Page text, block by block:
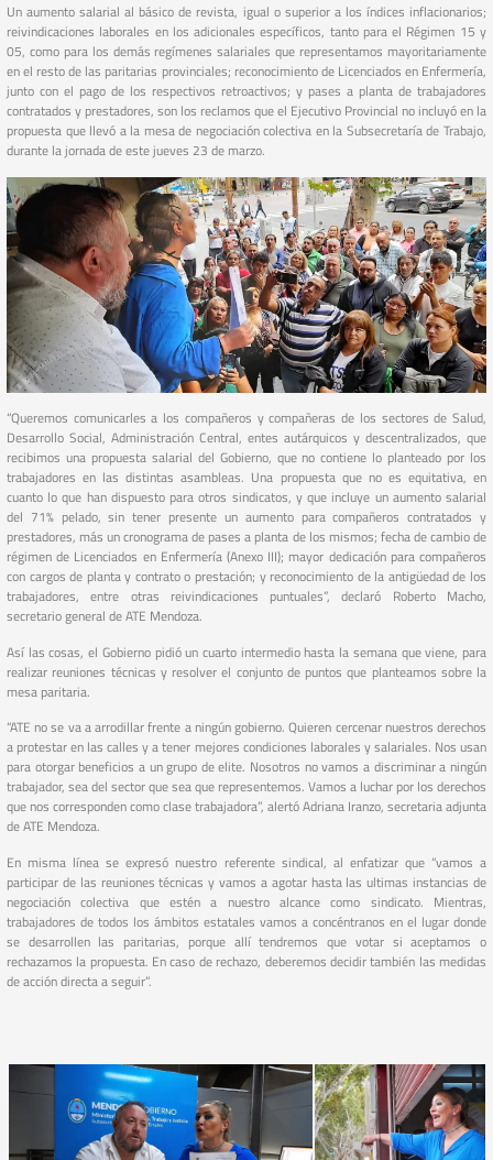
Un aumento salarial al básico de revista, igual o superior a los índices inflacionarios;
reivindicaciones laborales en los adicionales específicos, tanto para el Régimen 15 y
05, como para los demás regímenes salariales que representamos mayoritariamente
en el resto de las paritarias provinciales; reconocimiento de Licenciados en Enfermería,
junto con el pago de los respectivos retroactivos; y pases a planta de trabajadores
contratados y prestadores, son los reclamos que el Ejecutivo Provincial no incluyó en la
propuesta que llevó a la mesa de negociación colectiva en la Subsecretaría de Trabajo,
durante la jornada de este jueves 23 de marzo.
“Queremos comunicarles a los compañeros y compañeras de los sectores de Salud,
Desarrollo Social, Administración Central, entes autárquicos y descentralizados, que
recibimos una propuesta salarial del Gobierno, que no contiene lo planteado por los
trabajadores en las distintas asambleas. Una propuesta que no es equitativa, en
cuanto lo que han dispuesto para otros sindicatos, y que incluye un aumento salarial
del 71% pelado, sin tener presente un aumento para compañeros contratados y
prestadores, más un cronograma de pases a planta de los mismos; fecha de cambio de
régimen de Licenciados en Enfermería (Anexo III); mayor dedicación para compañeros
con cargos de planta y contrato o prestación; y reconocimiento de la antigüedad de los
trabajadores, entre otras reivindicaciones puntuales”, declaró Roberto Macho,
secretario general de ATE Mendoza.
Así las cosas, el Gobierno pidió un cuarto intermedio hasta la semana que viene, para
realizar reuniones técnicas y resolver el conjunto de puntos que planteamos sobre la
mesa paritaria.
“ATE no se va a arrodillar frente a ningún gobierno. Quieren cercenar nuestros derechos
a protestar en las calles y a tener mejores condiciones laborales y salariales. Nos usan
para otorgar beneficios a un grupo de elite. Nosotros no vamos a discriminar a ningún
trabajador, sea del sector que sea que representemos. Vamos a luchar por los derechos
que nos corresponden como clase trabajadora”, alertó Adriana Iranzo, secretaria adjunta
de ATE Mendoza.
En misma línea se expresó nuestro referente sindical, al enfatizar que “vamos a
participar de las reuniones técnicas y vamos a agotar hasta las ultimas instancias de
negociación colectiva que estén a nuestro alcance como sindicato. Mientras,
trabajadores de todos los ámbitos estatales vamos a concéntranos en el lugar donde
se desarrollen las paritarias, porque allí tendremos que votar si aceptamos o
rechazamos la propuesta. En caso de rechazo, deberemos decidir también las medidas
de acción directa a seguir”.